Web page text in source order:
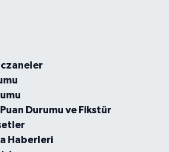
Durumu ve Fikstür
Haberleri